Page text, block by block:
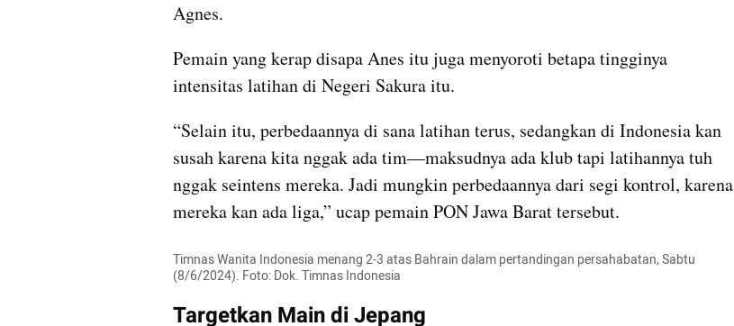
Agnes.
Pemain yang kerap disapa Anes itu juga menyoroti betapa tingginya
intensitas latihan di Negeri Sakura itu.
“Selain itu, perbedaannya di sana latihan terus, sedangkan di Indonesia kan
susah karena kita nggak ada tim—maksudnya ada klub tapi latihannya tuh
nggak seintens mereka. Jadi mungkin perbedaannya dari segi kontrol, karena
mereka kan ada liga,” ucap pemain PON Jawa Barat tersebut.
Timnas Wanita Indonesia menang 2-3 atas Bahrain dalam pertandingan persahabatan, Sabtu
(8/6/2024). Foto: Dok. Timnas Indonesia
Targetkan Main di Jepang